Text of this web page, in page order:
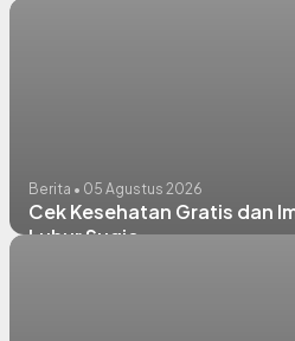
Berita • 05 Agustus 2026
Cek Kesehatan Gratis dan
Luhur Sugio